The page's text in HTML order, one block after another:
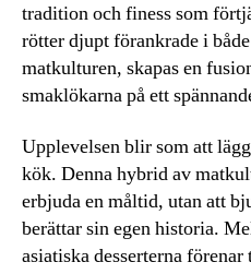
tradition och finess som
rötter djupt förankrade i
matkulturen, skapas en
smaklökarna på ett
Upplevelsen blir som att
kök. Denna hybrid av
erbjuda en måltid, utan att
berättar sin egen historia.
asiatiska desserterna